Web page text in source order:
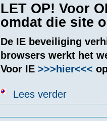
LET OP! Voor
omdat die site
De IE beveiliging
browsers werkt het
Voor IE >>>hier<<<
Lees verderover OLOWIS